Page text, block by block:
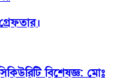
বিশেষজ্ঞ: মোঃ